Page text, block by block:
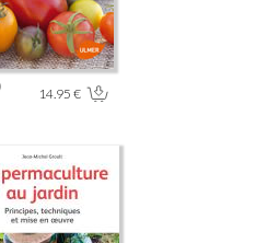
14.95 €